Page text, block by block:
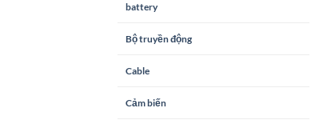
battery
Bộ truyền động
Cable
Cảm biến